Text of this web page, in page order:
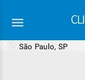
São Paulo, SP